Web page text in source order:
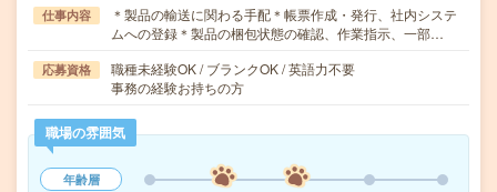
仕事内容
＊製品の輸送に関わる手配＊帳票作成・発行、社内システ
ムへの登録＊製品の梱包状態の確認、作業指示、一部…
応募資格
職種未経験OK / ブランクOK / 英語力不要
事務の経験お持ちの方
職場の雰囲気
年齢層